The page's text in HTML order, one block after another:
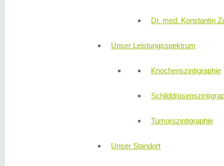
Dr. med. Konstantin
Unser Leistungsspektrum
Knochenszintigraphie
Tumorszintigraphie
Unser Standort